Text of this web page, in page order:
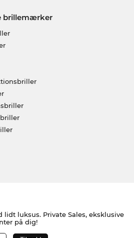
brillemærker
luksus. Private Sales, eksklusive
på dig!